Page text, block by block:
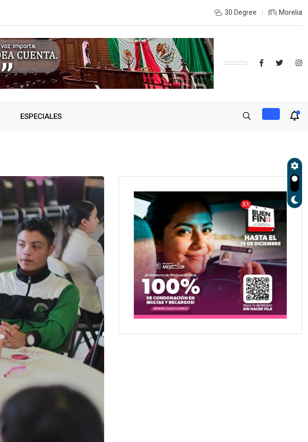
¿VIVES AL INTERIOR DEL ESTADO Y DESEAS ESTUDIAR UNA LICENCIATURA?,
30 Degree Morelia
ESPECIALES